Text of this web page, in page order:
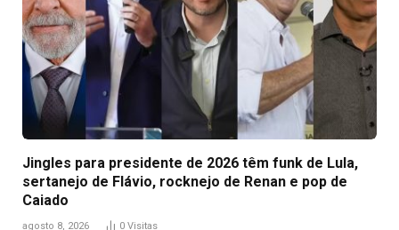
Jingles para presidente de 2026 têm funk de Lula,
sertanejo de Flávio, rocknejo de Renan e pop de
Caiado
agosto 8, 2026 0 Visitas